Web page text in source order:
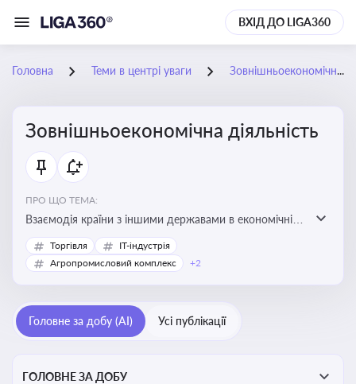
ВХІД ДО LIGA360
Головна Теми в центрі уваги Зовнішньоекономічна діяльність
Зовнішньоекономічна діяльність
ПРО ЩО ТЕМА:
Взаємодія країни з іншими державами в економічній
сфері, включаючи експорт та імпорт товарів і послуг,
міжнародні фінансові операції, інвестиції, торгівлю,
Торгівля
IT-індустрія
Агропромисловий комплекс
+2
Головне за добу (AI) Усі публікації
ГОЛОВНЕ ЗА ДОБУ